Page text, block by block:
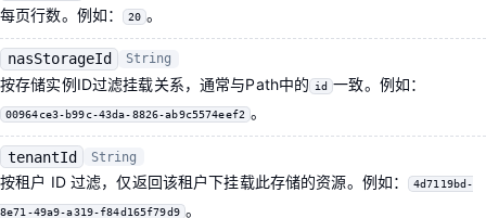
每页行数。例如： 20 。
nasStorageId String
按存储实例ID过滤挂载关系，通常与Path中的 id 一致。例如：
00964ce3-b99c-43da-8826-ab9c5574eef2 。
tenantId String
按租户 ID 过滤，仅返回该租户下挂载此存储的资源。例如： 4d7119bd-
8e71-49a9-a319-f84d165f79d9 。